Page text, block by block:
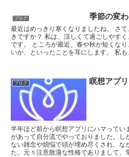
ブログ 季節の変わ
最近はめっきり寒くなりましたね。 さ
きですか？ 私は、涼しくて過ごしやす
です。 ところが最近、春や秋が短くな
いか、といったことを耳にします。 私も
ブログ 瞑想アプ
半年ほど前から瞑想アプリにハマってい
があって自分流でやっておりました。し
ない雑念や煩悩で頭が埋め尽くされ、な
た。元々注意散漫な性格でありまして、